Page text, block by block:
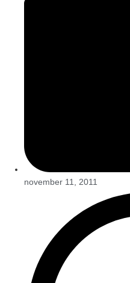
november 11, 2011